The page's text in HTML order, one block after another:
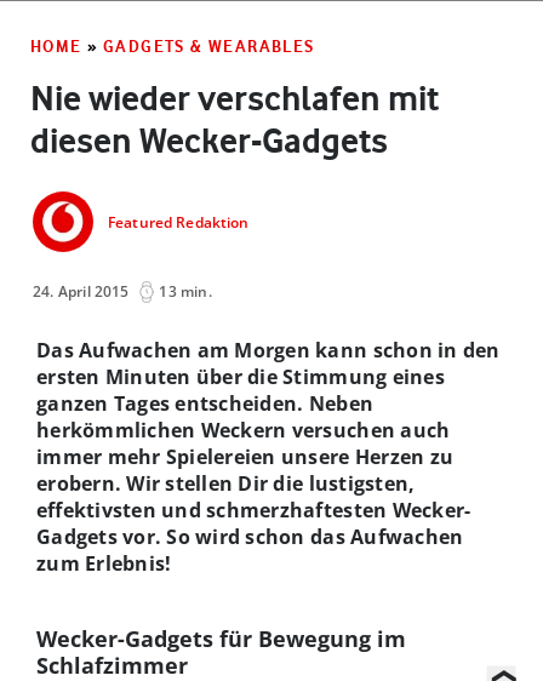
HOME » GADGETS & WEARABLES
Nie wieder verschlafen mit
diesen Wecker-Gadgets
Featured Redaktion
24. April 2015 13 min.
Das Aufwachen am Morgen kann schon in den
ersten Minuten über die Stimmung eines
ganzen Tages entscheiden. Neben
herkömmlichen Weckern versuchen auch
immer mehr Spielereien unsere Herzen zu
erobern. Wir stellen Dir die lustigsten,
effektivsten und schmerzhaftesten Wecker-
Gadgets vor. So wird schon das Aufwachen
zum Erlebnis!
Wecker-Gadgets für Bewegung im
Schlafzimmer